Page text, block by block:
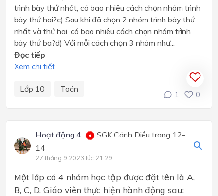
trình bày thứ nhất, có bao nhiêu cách chọn nhóm trình
bày thứ hai?c) Sau khi đã chọn 2 nhóm trình bày thứ
nhất và thứ hai, có bao nhiêu cách chọn nhóm trình
bày thứ ba?d) Với mỗi cách chọn 3 nhóm như...
Đọc tiếp
Xem chi tiết
Lớp 10 Toán
1 0
Hoạt động 4
SGK Cánh Diều trang 12-
14
27 tháng 9 2023 lúc 21:29
Một lớp có 4 nhóm học tập được đặt tên là A,
B, C, D. Giáo viên thực hiện hành động sau: